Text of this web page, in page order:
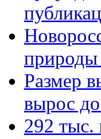
природы
Размер
вырос
292 тыс.